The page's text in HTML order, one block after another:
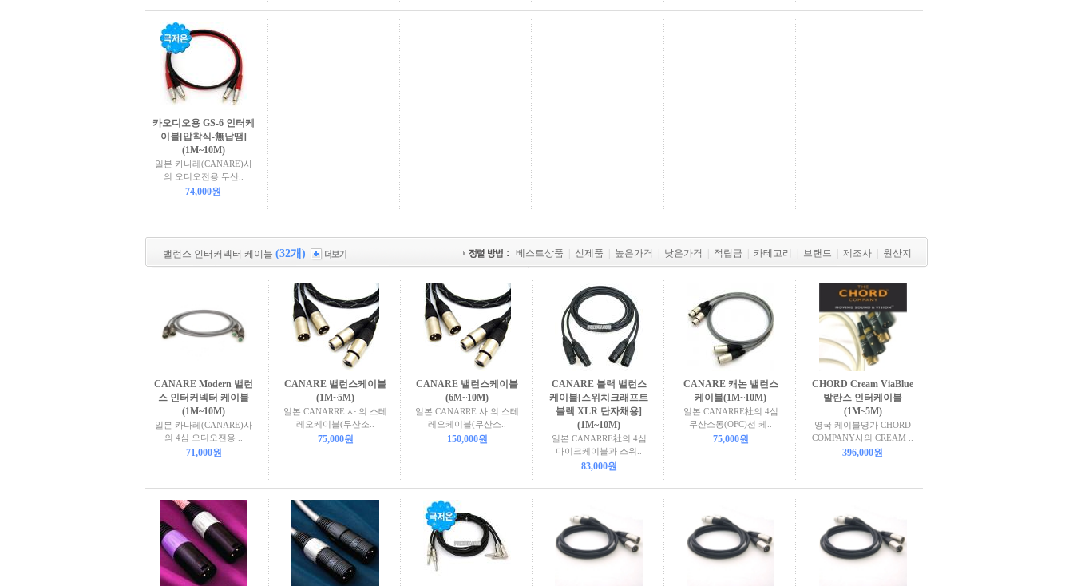
카오디오용 GS-6 인터케
이블[압착식-無납땜]
(1M~10M)
일본 카나레(CANARE)사
의 오디오전용 무산..
74,000원
밸런스 인터커넥터 케이블 (32개) 베스트상품 신제품 높은가격 낮은가격 적립금 카테고리 브랜드 제조사 원산지
CANARE Modern 밸런
스 인터커넥터 케이블
(1M~10M)
일본 카나레(CANARE)사
의 4심 오디오전용 ..
71,000원
CANARE 밸런스케이블
(1M~5M)
일본 CANARRE 사 의 스테
레오케이블(무산소..
75,000원
CANARE 밸런스케이블
(6M~10M)
일본 CANARRE 사 의 스테
레오케이블(무산소..
150,000원
CANARE 블랙 밸런스
케이블[스위치크래프트
블랙 XLR 단자채용]
(1M~10M)
일본 CANARRE社의 4심
마이크케이블과 스위..
83,000원
CANARE 캐논 밸런스
케이블(1M~10M)
일본 CANARRE社의 4심
무산소동(OFC)선 케..
75,000원
CHORD Cream ViaBlue
발란스 인터케이블
(1M~5M)
영국 케이블명가 CHORD
COMPANY사의 CREAM ..
396,000원